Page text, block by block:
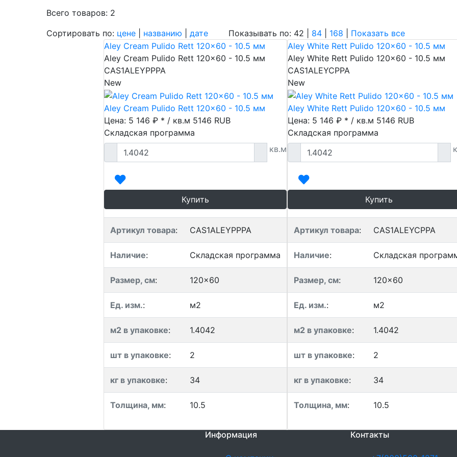
Всего товаров: 2
Сортировать по: цене названию дате Показывать по: 42 | 84 168
Показать все
Aley Cream Pulido Rett 120x60 - 10.5 мм
Aley Cream Pulido Rett 120x60 - 10.5 мм
CAS1ALEYPPPA
New
Aley Cream Pulido Rett 120x60 - 10.5 мм
Цена: 5 146 ₽ * / кв.м 5146 RUB
Складская программа
кв.м
Купить
Артикул товара: CAS1ALEYPPPA
Наличие: Складская программа
Размер, см: 120x60
Ед. изм.: м2
м2 в упаковке: 1.4042
шт в упаковке: 2
кг в упаковке: 34
Толщина, мм: 10.5
Aley White Rett Pulido 120x60 - 10.5 мм
Aley White Rett Pulido 120x60 - 10.5 мм
CAS1ALEYCPPA
New
Aley White Rett Pulido 120x60 - 10.5 мм
Цена: 5 146 ₽ * / кв.м 5146 RUB
Складская программа
Купить
Артикул товара: CAS1ALEYCPPA
Наличие: Складская
Размер, см: 120x60
Ед. изм.: м2
м2 в упаковке: 1.4042
шт в упаковке: 2
кг в упаковке: 34
Толщина, мм: 10.5
Информация Контакты